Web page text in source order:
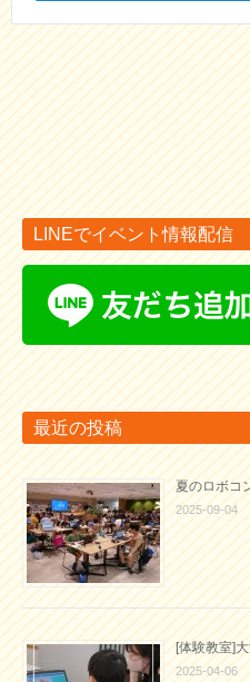
LINEでイベント情報配信
最近の投稿
夏のロボコ
2025-09-04
[体験教室]
2025-04-06